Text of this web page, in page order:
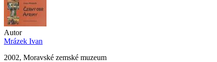
Autor
Mrázek Ivan
2002, Moravské zemské muzeum